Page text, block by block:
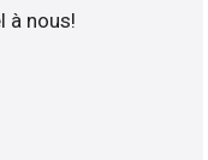
à nous!